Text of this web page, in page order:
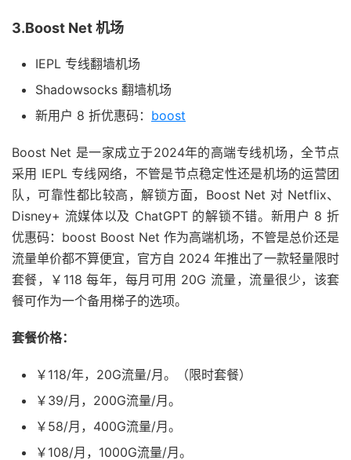
3.Boost Net 机场
IEPL 专线翻墙机场
Shadowsocks 翻墙机场
新用户 8 折优惠码： boost
Boost Net 是一家成立于2024年的高端专线机场，全节点
采用 IEPL 专线网络，不管是节点稳定性还是机场的运营团
队，可靠性都比较高，解锁方面，Boost Net 对 Netflix、
Disney+ 流媒体以及 ChatGPT 的解锁不错。新用户 8 折
优惠码：boost Boost Net 作为高端机场，不管是总价还是
流量单价都不算便宜，官方自 2024 年推出了一款轻量限时
套餐，￥118 每年，每月可用 20G 流量，流量很少，该套
餐可作为一个备用梯子的选项。
套餐价格：
￥118/年，20G流量/月。（限时套餐）
￥39/月，200G流量/月。
￥58/月，400G流量/月。
￥108/月，1000G流量/月。